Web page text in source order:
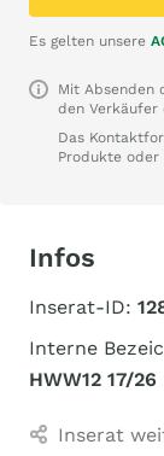
Es gelten unsere
Mit Absenden
den Verkäufer
Das
Produkte oder
Infos
Inserat-ID:
Interne
HWW12 17/26
Inserat